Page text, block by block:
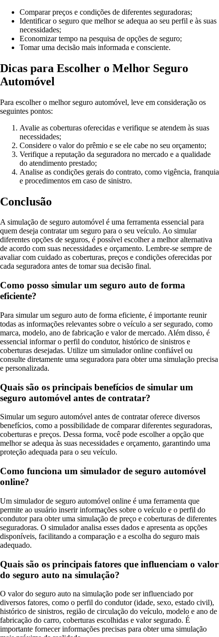
Comparar preços e condições de diferentes seguradoras;
Identificar o seguro que melhor se adequa ao seu perfil e às suas
necessidades;
Economizar tempo na pesquisa de opções de seguro;
Tomar uma decisão mais informada e consciente.
Dicas para Escolher o Melhor Seguro
Automóvel
Para escolher o melhor seguro automóvel, leve em consideração os
seguintes pontos:
Avalie as coberturas oferecidas e verifique se atendem às suas
necessidades;
Considere o valor do prêmio e se ele cabe no seu orçamento;
Verifique a reputação da seguradora no mercado e a qualidade
do atendimento prestado;
Analise as condições gerais do contrato, como vigência, franquia
e procedimentos em caso de sinistro.
Conclusão
A simulação de seguro automóvel é uma ferramenta essencial para
quem deseja contratar um seguro para o seu veículo. Ao simular
diferentes opções de seguros, é possível escolher a melhor alternativa
de acordo com suas necessidades e orçamento. Lembre-se sempre de
avaliar com cuidado as coberturas, preços e condições oferecidas por
cada seguradora antes de tomar sua decisão final.
Como posso simular um seguro auto de forma
eficiente?
Para simular um seguro auto de forma eficiente, é importante reunir
todas as informações relevantes sobre o veículo a ser segurado, como
marca, modelo, ano de fabricação e valor de mercado. Além disso, é
essencial informar o perfil do condutor, histórico de sinistros e
coberturas desejadas. Utilize um simulador online confiável ou
consulte diretamente uma seguradora para obter uma simulação precisa
e personalizada.
Quais são os principais benefícios de simular um
seguro automóvel antes de contratar?
Simular um seguro automóvel antes de contratar oferece diversos
benefícios, como a possibilidade de comparar diferentes seguradoras,
coberturas e preços. Dessa forma, você pode escolher a opção que
melhor se adequa às suas necessidades e orçamento, garantindo uma
proteção adequada para o seu veículo.
Como funciona um simulador de seguro automóvel
online?
Um simulador de seguro automóvel online é uma ferramenta que
permite ao usuário inserir informações sobre o veículo e o perfil do
condutor para obter uma simulação de preço e coberturas de diferentes
seguradoras. O simulador analisa esses dados e apresenta as opções
disponíveis, facilitando a comparação e a escolha do seguro mais
adequado.
Quais são os principais fatores que influenciam o valor
do seguro auto na simulação?
O valor do seguro auto na simulação pode ser influenciado por
diversos fatores, como o perfil do condutor (idade, sexo, estado civil),
histórico de sinistros, região de circulação do veículo, modelo e ano de
fabricação do carro, coberturas escolhidas e valor segurado. É
importante fornecer informações precisas para obter uma simulação